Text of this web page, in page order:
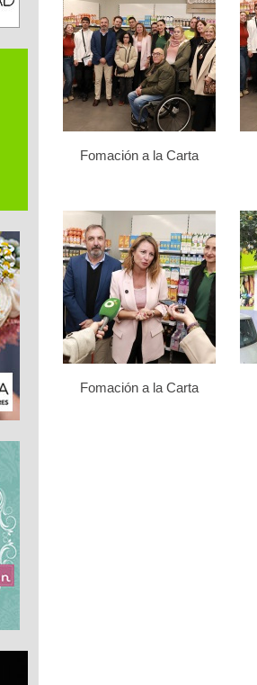
Fomación a la Carta
Fomación a la Carta